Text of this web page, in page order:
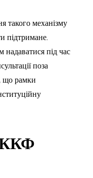
такого механізму
підтримане.
під час
поза
що рамки
ККФ